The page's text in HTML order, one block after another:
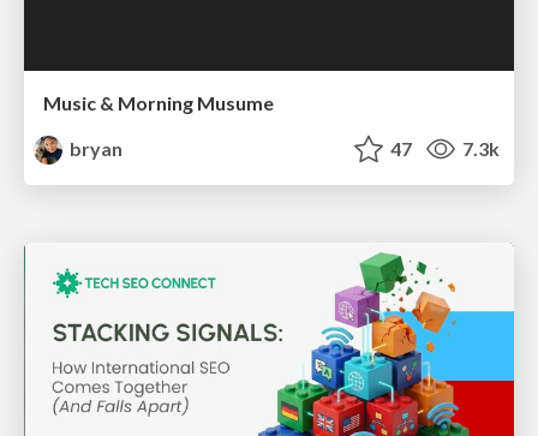
Music & Morning Musume
bryan
47 7.3k